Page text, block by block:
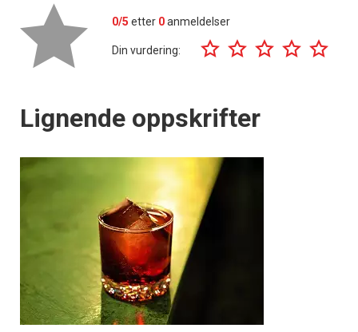
0/5 etter 0anmeldelser
Din vurdering:
Lignende oppskrifter